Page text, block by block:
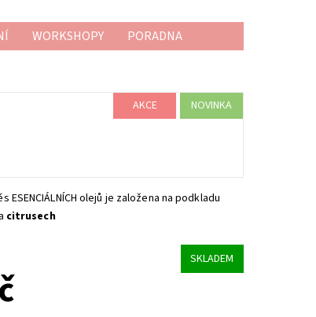
WORKSHOPY
PORADNA
AKCE NOVINKA
ESENCIÁLNÍCH olejů je založena na podkladu
a citrusech
SKLADEM